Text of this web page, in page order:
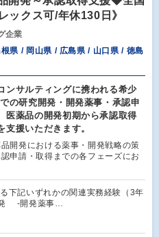
ックス可/年休130日》
企業
県 / 岡山県 / 広島県 / 山口県 / 徳島
ンサルティングに携われる希少
の研究開発・開発薬事・承認申
医薬品の開発初期から承認取得
支援いただきます。
開発における薬事・開発戦略の策
申請・取得までの各フェーズにお
下記いずれかの関連実務経験（3年
-開発薬事…